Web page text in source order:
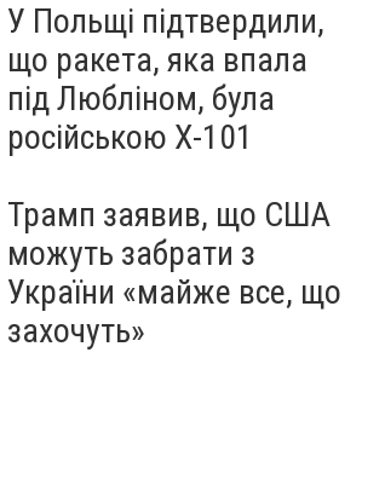
У Польщі підтвердили,
що ракета, яка впала
під Любліном, була
російською Х-101
Трамп заявив, що США
можуть забрати з
України «майже все, що
захочуть»